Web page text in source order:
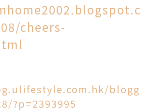
cheers-
blogg
?p=2393995